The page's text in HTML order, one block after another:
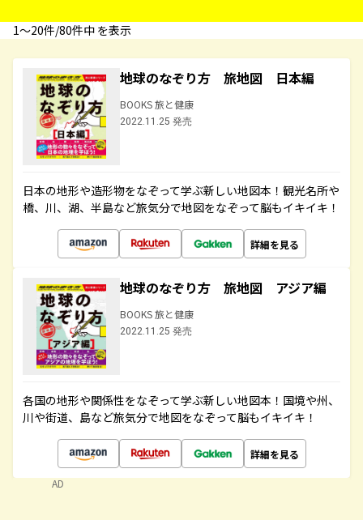
1〜20件/80件中 を表示
地球のなぞり方 旅地図 日本編
BOOKS 旅と健康
2022.11.25 発売
日本の地形や造形物をなぞって学ぶ新しい地図本！観光名所や
橋、川、湖、半島など旅気分で地図をなぞって脳もイキイキ！
詳細を見る
地球のなぞり方 旅地図 アジア編
BOOKS 旅と健康
2022.11.25 発売
各国の地形や関係性をなぞって学ぶ新しい地図本！国境や州、
川や街道、島など旅気分で地図をなぞって脳もイキイキ！
詳細を見る
AD